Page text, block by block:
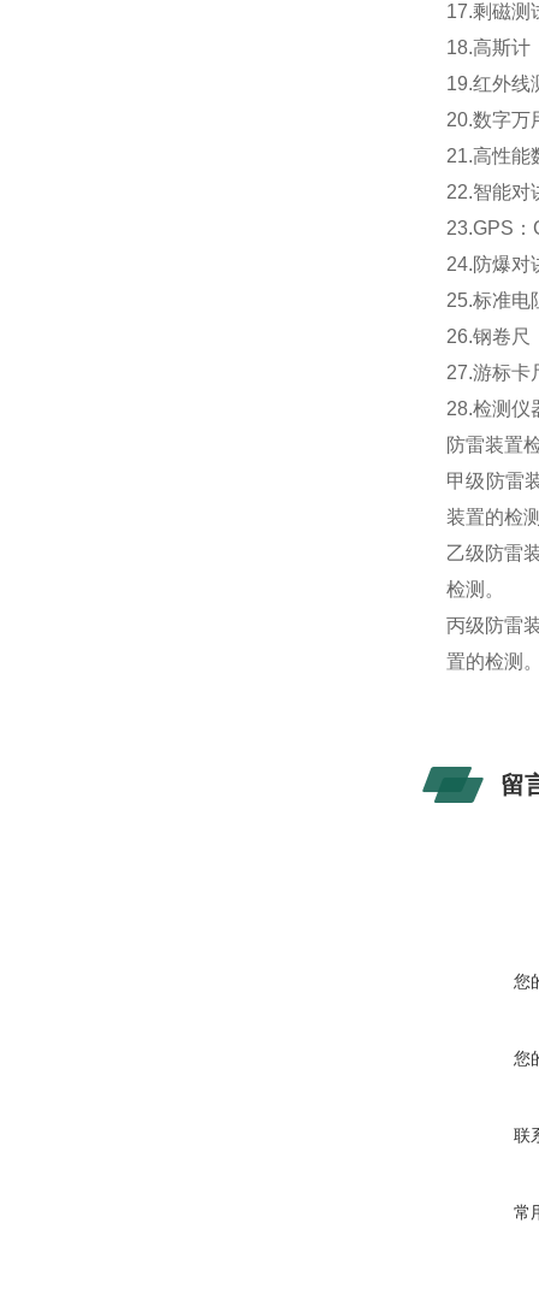
17.剩磁测
18.高斯计
19.红外
20.数字万
21.高性能
22.智能对
23.GPS：
24.防爆对
25.标准电
26.钢卷尺
27.游标卡
28.检测仪
防雷装置
甲级防雷
装置的检
乙级防雷
检测。
丙级防雷
置的检测
留
您
您
联
常